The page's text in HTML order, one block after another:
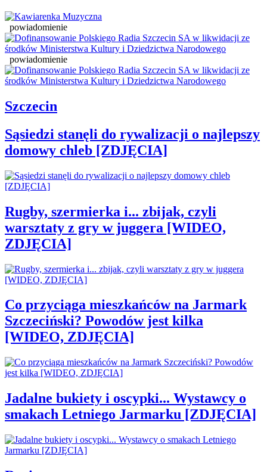
powiadomienie
powiadomienie
Szczecin
Sąsiedzi stanęli do rywalizacji o najlepszy
domowy chleb [ZDJĘCIA]
Rugby, szermierka i... zbijak, czyli
warsztaty z gry w juggera [WIDEO,
ZDJĘCIA]
Co przyciąga mieszkańców na Jarmark
Szczeciński? Powodów jest kilka
[WIDEO, ZDJĘCIA]
Jadalne bukiety i oscypki... Wystawcy o
smakach Letniego Jarmarku [ZDJĘCIA]